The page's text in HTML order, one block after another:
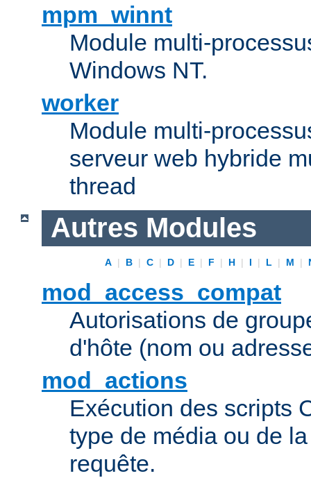
mpm_winnt
Module multi-
Windows NT.
worker
Module multi-
serveur web hybride
thread
Autres Modules
A | B | C | D | E | F | H | I | L | M |
mod_access_compat
Autorisations de
d'hôte (nom ou
mod_actions
Exécution des scripts
type de média ou de
requête.